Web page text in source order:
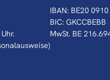
IBAN: BE20
BIC: GKCCBEBB
MwSt. BE